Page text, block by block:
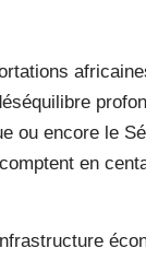
ou encore le
en